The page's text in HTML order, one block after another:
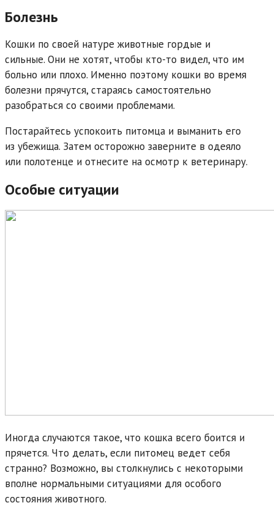
Болезнь
Кошки по своей натуре животные гордые и
сильные. Они не хотят, чтобы кто-то видел, что им
больно или плохо. Именно поэтому кошки во время
болезни прячутся, стараясь самостоятельно
разобраться со своими проблемами.
Постарайтесь успокоить питомца и выманить его
из убежища. Затем осторожно заверните в одеяло
или полотенце и отнесите на осмотр к ветеринару.
Особые ситуации
Иногда случаются такое, что кошка всего боится и
прячется. Что делать, если питомец ведет себя
странно? Возможно, вы столкнулись с некоторыми
вполне нормальными ситуациями для особого
состояния животного.